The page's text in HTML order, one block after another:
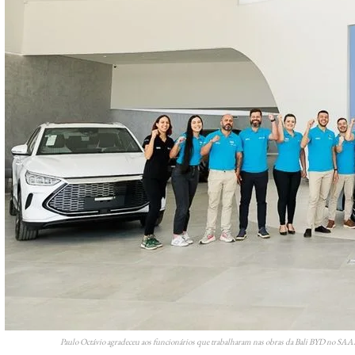
Paulo Octávio agradeceu aos funcionários que trabalharam nas obras da Bali BYD no